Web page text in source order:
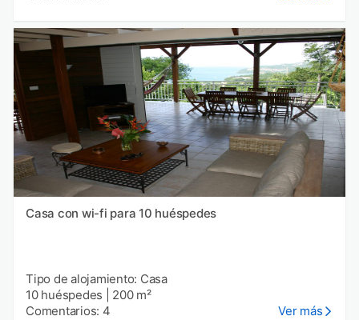
Casa con wi-fi para 10 huéspedes
Tipo de alojamiento: Casa
10 huéspedes
200 m²
Comentarios: 4
Ver más